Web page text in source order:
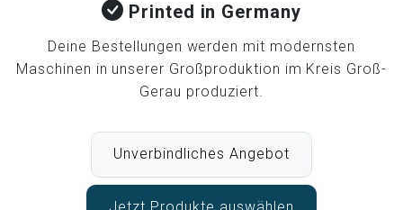
Printed in Germany
Deine Bestellungen werden mit modernsten
Maschinen in unserer Großproduktion im Kreis Groß-
Gerau produziert.
Unverbindliches Angebot